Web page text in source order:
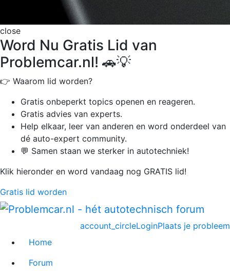
close
Word Nu Gratis Lid van
Problemcar.nl! 🚗💡
👉 Waarom lid worden?
Gratis onbeperkt topics openen en reageren.
Gratis advies van experts.
Help elkaar, leer van anderen en word onderdeel van
dé auto-expert community.
💬 Samen staan we sterker in autotechniek!
Klik hieronder en word vandaag nog GRATIS lid!
Gratis lid worden
Plaats je probleem
account_circleLogin
Home
Forum